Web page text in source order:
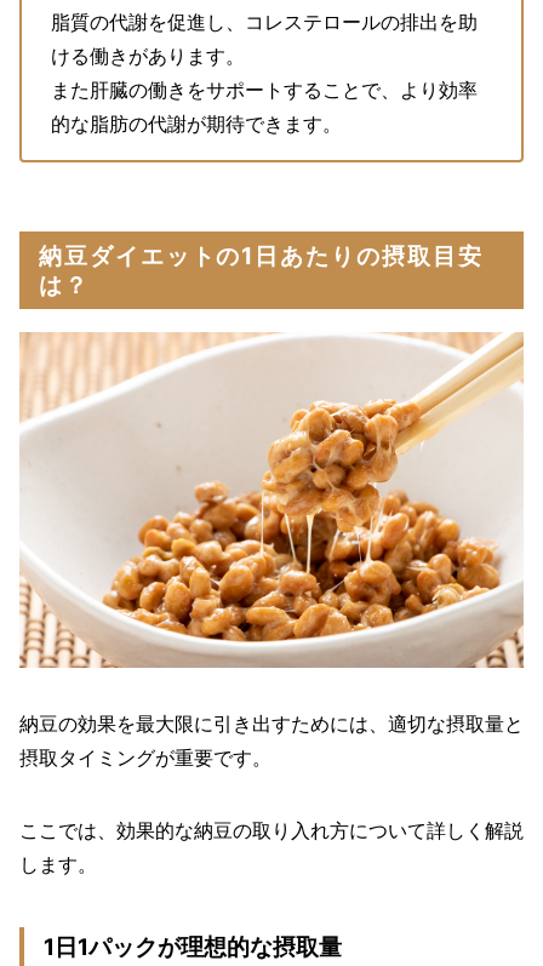
脂質の代謝を促進し、コレステロールの排出を助
ける働きがあります。
また肝臓の働きをサポートすることで、より効率
的な脂肪の代謝が期待できます。
納豆ダイエットの1日あたりの摂取目安
は？
納豆の効果を最大限に引き出すためには、適切な摂取量と
摂取タイミングが重要です。
ここでは、効果的な納豆の取り入れ方について詳しく解説
します。
1日1パックが理想的な摂取量